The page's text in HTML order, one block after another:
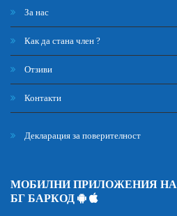
За нас
Как да стана член ?
Отзиви
Контакти
Декларация за поверителност
МОБИЛНИ ПРИЛОЖЕНИЯ
БГ БАРКОД